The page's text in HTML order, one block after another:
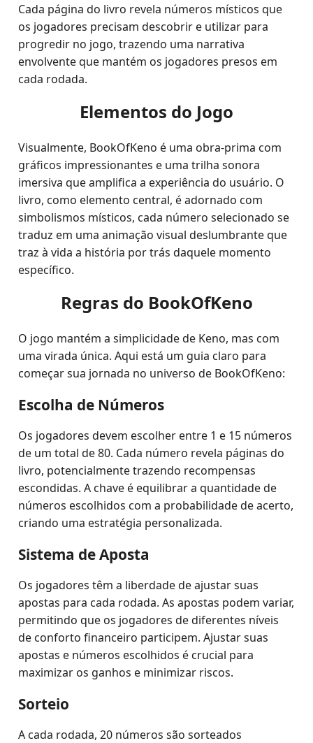
Cada página do livro revela números místicos que
os jogadores precisam descobrir e utilizar para
progredir no jogo, trazendo uma narrativa
envolvente que mantém os jogadores presos em
cada rodada.
Elementos do Jogo
Visualmente, BookOfKeno é uma obra-prima com
gráficos impressionantes e uma trilha sonora
imersiva que amplifica a experiência do usuário. O
livro, como elemento central, é adornado com
simbolismos místicos, cada número selecionado se
traduz em uma animação visual deslumbrante que
traz à vida a história por trás daquele momento
específico.
Regras do BookOfKeno
O jogo mantém a simplicidade de Keno, mas com
uma virada única. Aqui está um guia claro para
começar sua jornada no universo de BookOfKeno:
Escolha de Números
Os jogadores devem escolher entre 1 e 15 números
de um total de 80. Cada número revela páginas do
livro, potencialmente trazendo recompensas
escondidas. A chave é equilibrar a quantidade de
números escolhidos com a probabilidade de acerto,
criando uma estratégia personalizada.
Sistema de Aposta
Os jogadores têm a liberdade de ajustar suas
apostas para cada rodada. As apostas podem variar,
permitindo que os jogadores de diferentes níveis
de conforto financeiro participem. Ajustar suas
apostas e números escolhidos é crucial para
maximizar os ganhos e minimizar riscos.
Sorteio
A cada rodada, 20 números são sorteados